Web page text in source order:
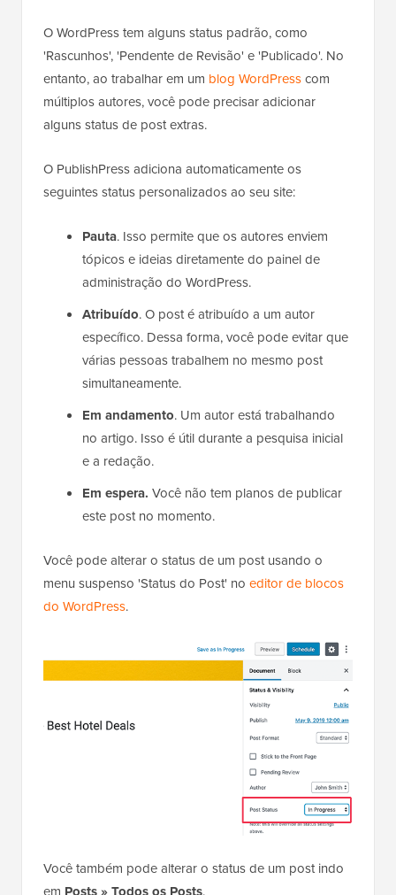
O WordPress tem alguns status padrão, como
'Rascunhos', 'Pendente de Revisão' e 'Publicado'. No
entanto, ao trabalhar em um blog WordPresscom
múltiplos autores, você pode precisar adicionar
alguns status de post extras.
O PublishPress adiciona automaticamente os
seguintes status personalizados ao seu site:
Pauta. Isso permite que os autores enviem
tópicos e ideias diretamente do painel de
administração do WordPress.
Atribuído. O post é atribuído a um autor
específico. Dessa forma, você pode evitar que
várias pessoas trabalhem no mesmo post
simultaneamente.
Em andamento. Um autor está trabalhando
no artigo. Isso é útil durante a pesquisa inicial
e a redação.
Em espera. Você não tem planos de publicar
este post no momento.
Você pode alterar o status de um post usando o
menu suspenso 'Status do Post' no editor de blocos
do WordPress.
Você também pode alterar o status de um post indo